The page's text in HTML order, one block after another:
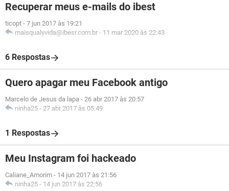
Recuperar meus e-mails do ibest
ticopt - 7 jun 2017 às 19:21
maisqualyvida@ibesr.com.br - 11 mar 2020 às 22:43
6 Respostas
Quero apagar meu Facebook antigo
Marcelo de Jesus da lapa - 26 abr 2017 às 20:57
ninha25 - 27 abr 2017 às 05:49
1 Respostas
Meu Instagram foi hackeado
Caliane_Amorim - 14 jun 2017 às 21:56
ninha25 - 14 jun 2017 às 22:56